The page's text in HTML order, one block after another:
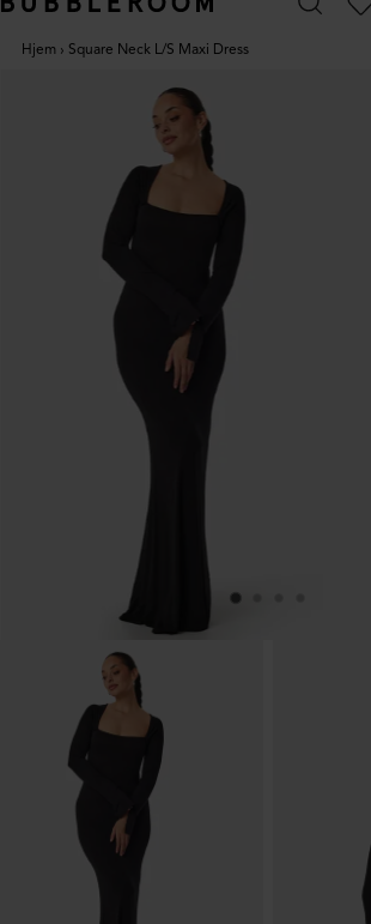
Hjem › Square Neck L/S Maxi Dress